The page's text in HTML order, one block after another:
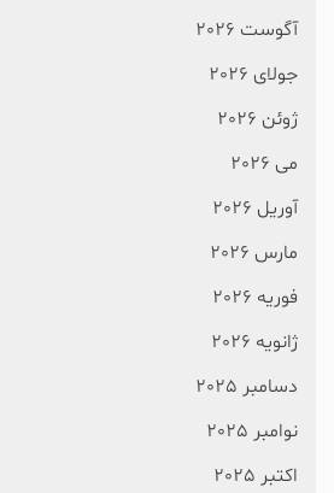
آگوست 2026
جولای 2026
ژوئن 2026
می 2026
آوریل 2026
مارس 2026
فوریه 2026
ژانویه 2026
دسامبر 2025
نوامبر 2025
اکتبر 2025